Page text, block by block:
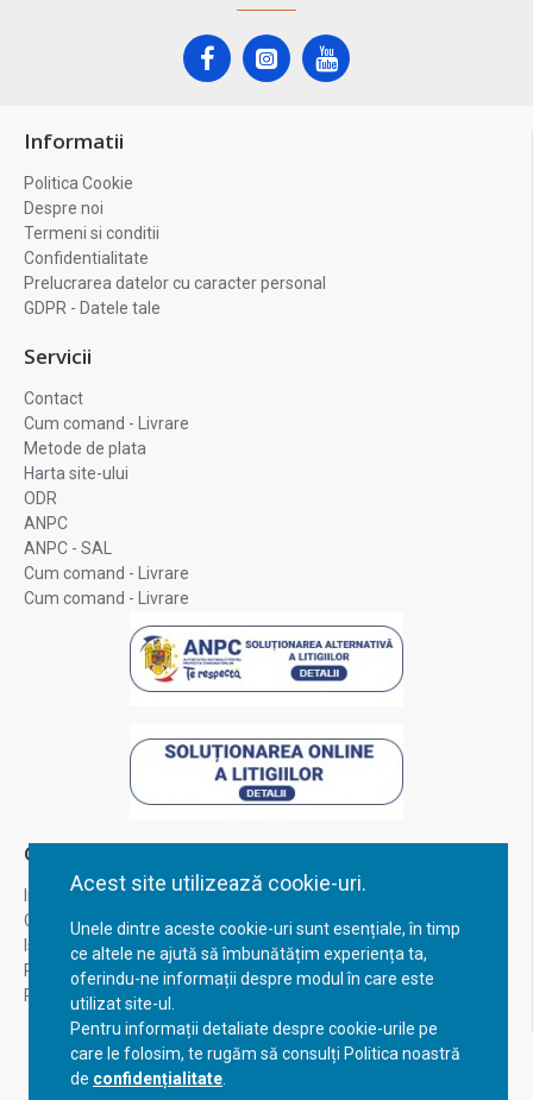
Acest site utilizează cookie-uri.
Unele dintre aceste cookie-uri sunt esențiale, în timp
ce altele ne ajută să îmbunătățim experiența ta,
oferindu-ne informații despre modul în care este
utilizat site-ul.
Pentru informații detaliate despre cookie-urile pe
care le folosim, te rugăm să consulți Politica noastră
de confidențialitate
Informatii
Politica Cookie
Despre noi
Termeni si conditii
Confidentialitate
Prelucrarea datelor cu caracter personal
GDPR - Datele tale
Servicii
Contact
Cum comand - Livrare
Metode de plata
Harta site-ului
ODR
ANPC
ANPC - SAL
Cum comand - Livrare
Cum comand - Livrare
Contul Meu
Inregistrare
Contul meu
Istoric comenzi
Recuperare parola
Returnare produs